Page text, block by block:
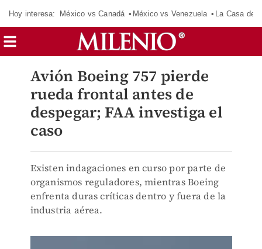
Hoy interesa: México vs Canadá México vs Venezuela La Casa de
Avión Boeing 757 pierde
rueda frontal antes de
despegar; FAA investiga el
caso
Existen indagaciones en curso por parte de
organismos reguladores, mientras Boeing
enfrenta duras críticas dentro y fuera de la
industria aérea.